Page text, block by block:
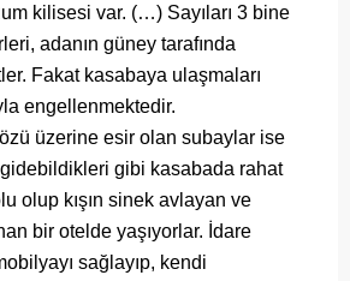
kilisesi var. (…) Sayıları 3 bine
adanın güney tarafında
Fakat kasabaya ulaşmaları
engellenmektedir.
üzerine esir olan subaylar ise
gidebildikleri gibi kasabada rahat
olup kışın sinek avlayan ve
bir otelde yaşıyorlar. İdare
sağlayıp, kendi